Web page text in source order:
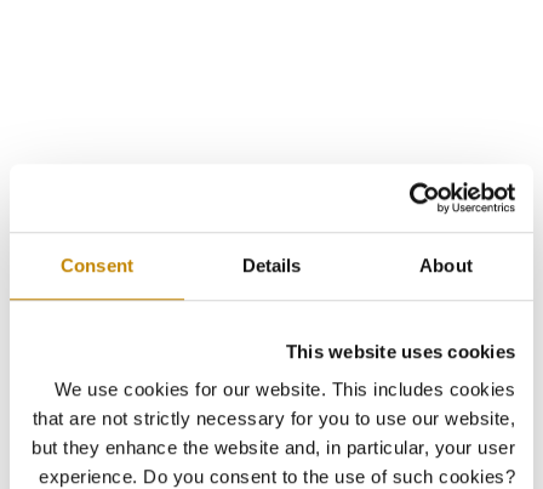
Consent Details About
This website uses cookies
We use cookies for our website. This includes cookies
that are not strictly necessary for you to use our website,
but they enhance the website and, in particular, your user
experience. Do you consent to the use of such cookies?